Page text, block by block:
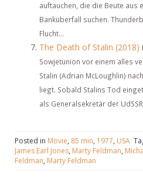
auftauchen, die die Beute aus
Banküberfall suchen.
Flucht...
The Death of Stalin (2018)
Sowjetunion vor einem alles
Stalin (Adrian McLoughlin)
liegt. Sobald Stalins Tod
als Generalsekretär der
Posted in Movie, 85 min, 1977, USA
James Earl Jones, Marty Feldman,
Feldman, Marty Feldman